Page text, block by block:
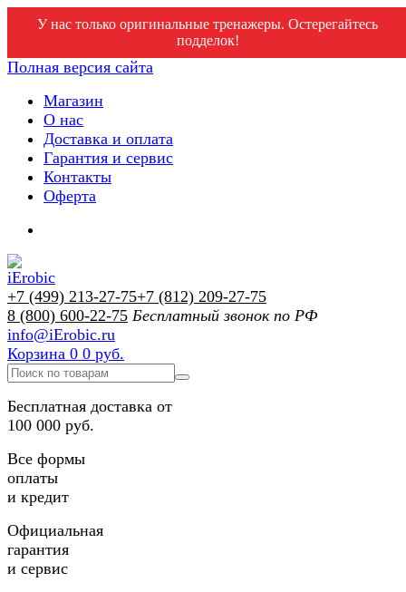
У нас только оригинальные тренажеры. Остерегайтесь
подделок!
Полная версия сайта
Магазин
О нас
Доставка и оплата
Гарантия и сервис
Контакты
Оферта
+7 (499) 213-27-75+7 (812) 209-27-75
8 (800) 600-22-75 Бесплатный звонок по РФ
info@iErobic.ru
Корзина 0 0 руб.
Бесплатная доставка от
100 000 руб.
Все формы
оплаты
и кредит
Официальная
гарантия
и сервис